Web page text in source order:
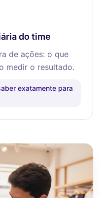
do time
de ações: o que
medir o resultado.
exatamente para